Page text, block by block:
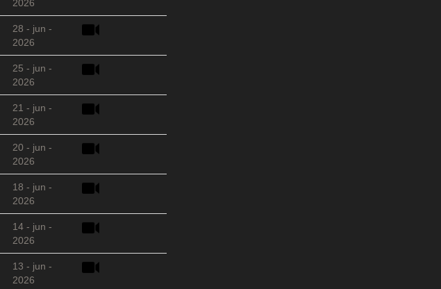
2026
28 - jun -
2026
25 - jun -
2026
21 - jun -
2026
20 - jun -
2026
18 - jun -
2026
14 - jun -
2026
13 - jun -
2026